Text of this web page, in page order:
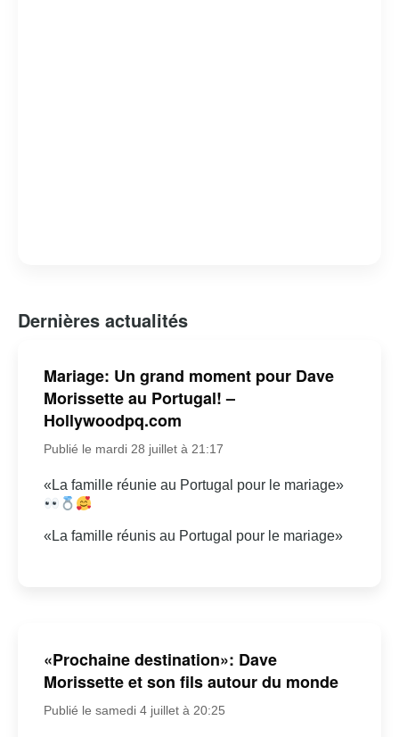
Dernières actualités
Mariage: Un grand moment pour Dave
Morissette au Portugal! –
Hollywoodpq.com
Publié le mardi 28 juillet à 21:17
«La famille réunie au Portugal pour le mariage»
«La famille réunis au Portugal pour le mariage»
«Prochaine destination»: Dave
Morissette et son fils autour du monde
Publié le samedi 4 juillet à 20:25